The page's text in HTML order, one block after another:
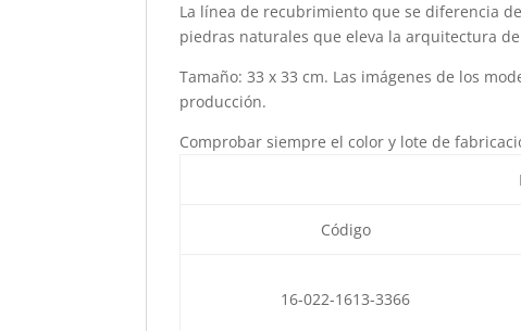
La línea de recubrimiento que se diferencia
piedras naturales que eleva la arquitectura
Tamaño: 33 x 33 cm. Las imágenes de los
producción.
Comprobar siempre el color y lote de
Código
16-022-1613-3366